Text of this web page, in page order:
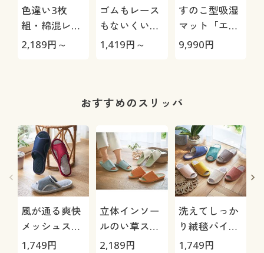
色違い3枚
組・綿混レー
シィショーツ
2,189円～
ゴムもレース
もないくい込
みにくいショ
1,419円～
すのこ型吸湿
マット「エア
ージョブ®」
9,990円
おすすめのスリッパ
風が通る爽快
メッシュスリ
ッパ
1,749円
立体インソー
ルのい草スリ
ッパ
2,189円
洗えてしっか
り絨毯パイル
スリッパ
1,749円